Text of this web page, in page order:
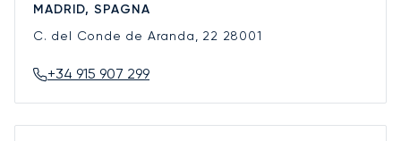
MADRID, SPAGNA
C. del Conde de Aranda, 22 28001
+34 915 907 299